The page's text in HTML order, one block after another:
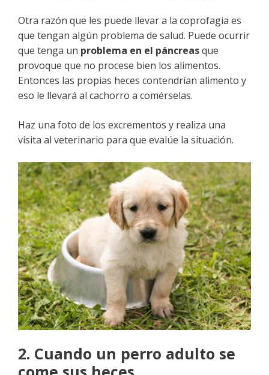
Otra razón que les puede llevar a la coprofagia es
que tengan algún problema de salud. Puede ocurrir
que tenga un problema en el páncreasque
provoque que no procese bien los alimentos.
Entonces las propias heces contendrían alimento y
eso le llevará al cachorro a comérselas.
Haz una foto de los excrementos y realiza una
visita al veterinario para que evalúe la situación.
2. Cuando un perro adulto se